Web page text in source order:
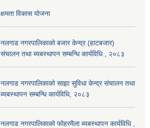
क्षमता विकास योजना
नलगाड नगरपालिकाको बजार केन्द्र (हाटबजार)
संचालन तथा ब्यबस्थापन सम्बन्धि कार्यविधि , २०८३
नलगाड नगरपालिकाको साझा सुविधा केन्द्र संचालन तथा
ब्यबस्थापन सम्बन्धि कार्यविधि, २०८३
नलगाड नगरपालिकाको फोहरमैला ब्यबस्थापन कार्यविधि ,